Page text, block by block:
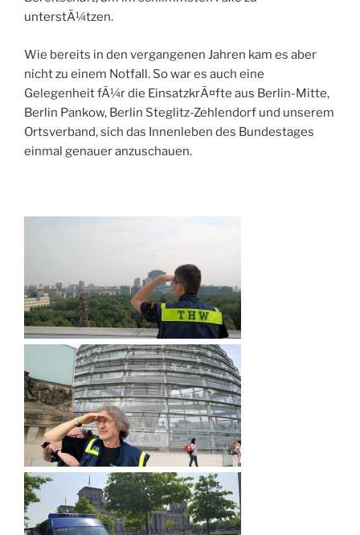
unterstÃ¼tzen.
Wie bereits in den vergangenen Jahren kam es aber
nicht zu einem Notfall. So war es auch eine
Gelegenheit fÃ¼r die EinsatzkrÃ¤fte aus Berlin-Mitte,
Berlin Pankow, Berlin Steglitz-Zehlendorf und unserem
Ortsverband, sich das Innenleben des Bundestages
einmal genauer anzuschauen.